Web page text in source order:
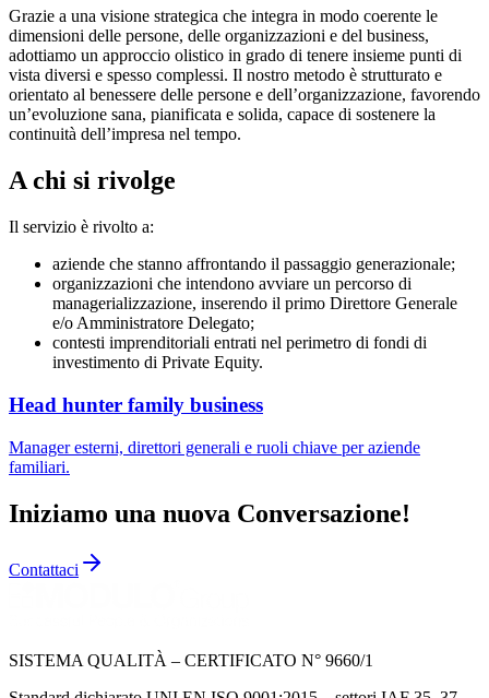
Grazie a una visione strategica che integra in modo coerente le
dimensioni delle persone, delle organizzazioni e del business,
adottiamo un approccio olistico in grado di tenere insieme punti di
vista diversi e spesso complessi. Il nostro metodo è strutturato e
orientato al benessere delle persone e dell’organizzazione, favorendo
un’evoluzione sana, pianificata e solida, capace di sostenere la
continuità dell’impresa nel tempo.
A chi si rivolge
Il servizio è rivolto a:
aziende che stanno affrontando il passaggio generazionale;
organizzazioni che intendono avviare un percorso di
managerializzazione, inserendo il primo Direttore Generale
e/o Amministratore Delegato;
contesti imprenditoriali entrati nel perimetro di fondi di
investimento di Private Equity.
Head hunter family business
Manager esterni, direttori generali e ruoli chiave per aziende
familiari.
Iniziamo una nuova Conversazione!
Contattaci
SISTEMA QUALITÀ – CERTIFICATO N° 9660/1